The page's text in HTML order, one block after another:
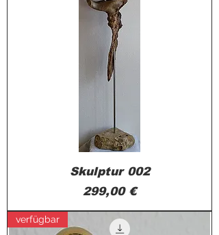
Skulptur 002
Preis
299,00 €
verfügbar